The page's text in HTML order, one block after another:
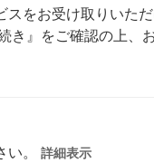
をお受け取りいた
』をご確認の上、
。 詳細表示